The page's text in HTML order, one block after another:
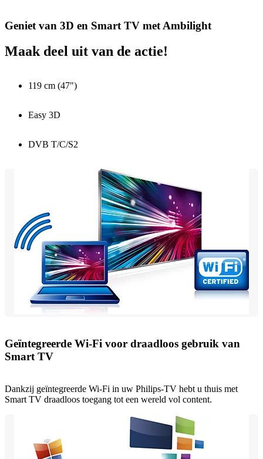
Geniet van 3D en Smart TV met Ambilight
Maak deel uit van de actie!
119 cm (47")
Easy 3D
DVB T/C/S2
Geïntegreerde Wi-Fi voor draadloos gebruik van
Smart TV
Dankzij geïntegreerde Wi-Fi in uw Philips-TV hebt u thuis met
Smart TV draadloos toegang tot een wereld vol content.